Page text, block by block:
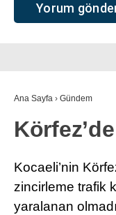
Ana Sayfa › Gündem
Kocaeli’nin
zincirleme trafik
yaralanan